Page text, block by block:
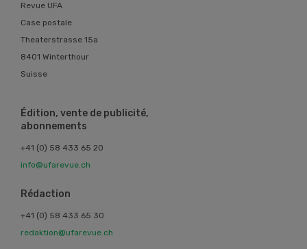
Revue UFA
Case postale
Theaterstrasse 15a
8401 Winterthour
Suisse
Édition, vente de publicité,
abonnements
+41 (0) 58 433 65 20
info@ufarevue.ch
Rédaction
+41 (0) 58 433 65 30
redaktion@ufarevue.ch